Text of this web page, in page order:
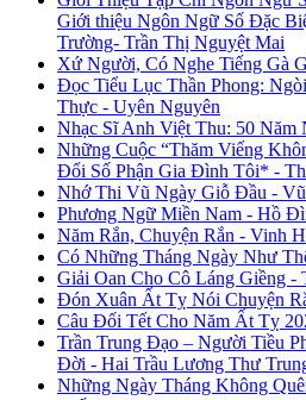
Giới thiệu Ngôn Ngữ Số Đặc
Trường- Trần Thị Nguyệt Mai
Xứ Người, Có Nghe Tiếng Gà
Đọc Tiểu Lục Thần Phong:
Thực - Uyên Nguyên
Nhạc Sĩ Anh Việt Thu: 50 Năm
Những Cuộc “Thăm Viếng
Đổi Số Phận Gia Đình Tôi* -
Nhớ Thi Vũ Ngày Giỗ Đầu -
Phương Ngữ Miền Nam - Hồ
Năm Rắn, Chuyện Rắn - Vinh
Có Những Tháng Ngày Như
Giải Oan Cho Cô Láng Giềng -
Đón Xuân Ất Tỵ Nói Chuyện
Câu Đối Tết Cho Năm Ất Tỵ
Trần Trung Đạo – Người Tiều
Đời - Hai Trầu Lương Thư
Những Ngày Tháng Không